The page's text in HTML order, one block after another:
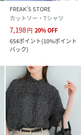
FREAK’S STORE
カットソー・Tシャツ
7,198円 20%OFF
654ポイント(10%ポイント
バック)